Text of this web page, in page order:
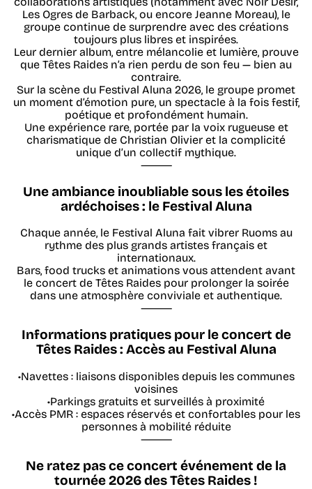
Les Ogres de Barback, ou encore Jeanne Moreau), le
groupe continue de surprendre avec des créations
toujours plus libres et inspirées.
Leur dernier album, entre mélancolie et lumière, prouve
que Têtes Raides n’a rien perdu de son feu — bien au
contraire.
Sur la scène du Festival Aluna 2026, le groupe promet
un moment d’émotion pure, un spectacle à la fois festif,
poétique et profondément humain.
Une expérience rare, portée par la voix rugueuse et
charismatique de Christian Olivier et la complicité
unique d’un collectif mythique.
⸻
Une ambiance inoubliable sous les étoiles
ardéchoises : le Festival Aluna
Chaque année, le Festival Aluna fait vibrer Ruoms au
rythme des plus grands artistes français et
internationaux.
Bars, food trucks et animations vous attendent avant
le concert de Têtes Raides pour prolonger la soirée
dans une atmosphère conviviale et authentique.
⸻
Informations pratiques pour le concert de
Têtes Raides : Accès au Festival Aluna
•Navettes : liaisons disponibles depuis les communes
voisines
•Parkings gratuits et surveillés à proximité
•Accès PMR : espaces réservés et confortables pour les
personnes à mobilité réduite
⸻
Ne ratez pas ce concert événement de la
tournée 2026 des Têtes Raides !